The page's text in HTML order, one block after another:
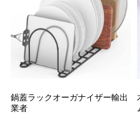
鍋蓋ラックオーガナイザー輸出
業者